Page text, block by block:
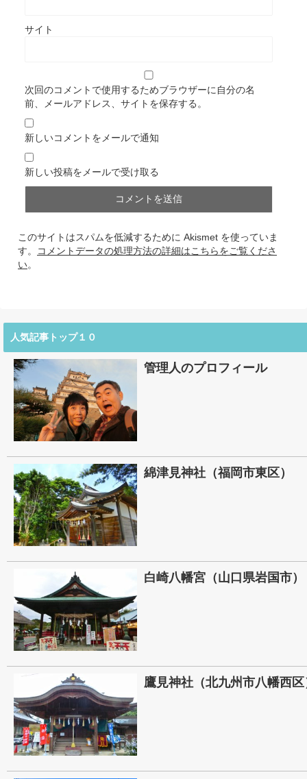
サイト
次回のコメントで使用するためブラウザーに自分の名
前、メールアドレス、サイトを保存する。
新しいコメントをメールで通知
新しい投稿をメールで受け取る
このサイトはスパムを低減するために Akismet を使っていま
す。
コメントデータの処理方法の詳細はこちらをご覧くださ
い。
人気記事トップ１０
管理人のプロフィール
綿津見神社（福岡市東区）
白崎八幡宮（山口県岩国市）
鷹見神社（北九州市八幡西区